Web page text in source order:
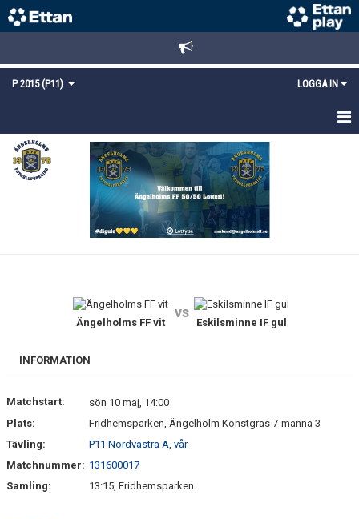
P 2015 (P11) LOGGA IN
HEM
NYHETER
Ängelholms FF vit
vs
Eskilsminne IF gul
INFORMATION
Matchstart:
sön 10 maj, 14:00
Plats:
Fridhemsparken, Ängelholm Konstgräs 7-manna 3
Tävling:
P11 Nordvästra A, vår
Matchnummer: 131600017
Samling:
13:15, Fridhemsparken